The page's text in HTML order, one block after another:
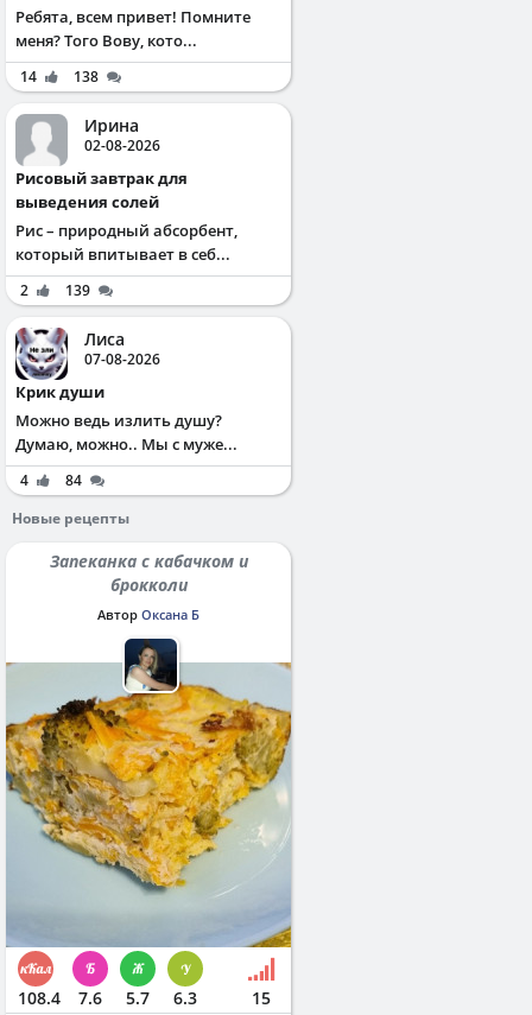
Ребята, всем привет! Помните
меня? Того Вову, кото...
14 138
Ирина
02-08-2026
Рисовый завтрак для
выведения солей
Рис – природный абсорбент,
который впитывает в себ...
2 139
Лиса
07-08-2026
Крик души
Можно ведь излить душу?
Думаю, можно.. Мы с муже...
4
84
Новые рецепты
Запеканка с кабачком и
брокколи
Автор Оксана Б
108.4 7.6 5.7 6.3 15